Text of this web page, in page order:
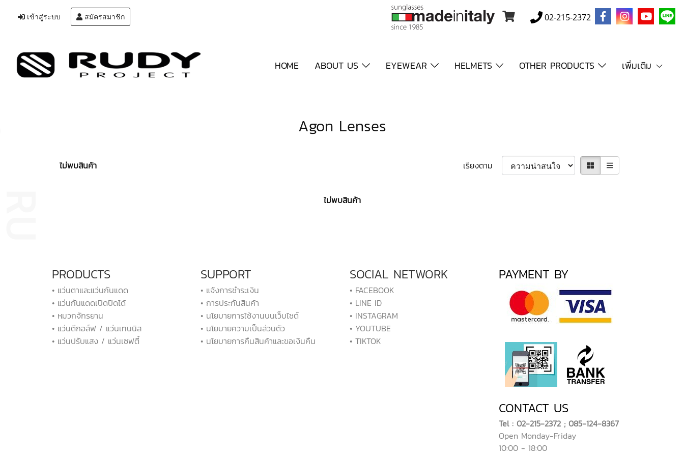
เข้าสู่ระบบ สมัครสมาชิก 02-215-2372
HOME ABOUT US EYEWEAR HELMETS OTHER PRODUCTS เพิ่มเติม
Agon Lenses
ไม่พบสินค้า เรียงตาม
ไม่พบสินค้า
PRODUCTS
• แว่นตาและแว่นกันแดด
• แว่นกันแดดเปิดปิดได้
• หมวกจักรยาน
• แว่นตีกอล์ฟ / แว่นเทนนิส
• แว่นปรับแสง / แว่นเซฟตี้
SUPPORT
• แจ้งการชำระเงิน
• การประกันสินค้า
• นโยบายการใช้งานบนเว็บไซต์
• นโยบายความเป็นส่วนตัว
• นโยบายการคืนสินค้าและขอเงินคืน
SOCIAL NETWORK
• FACEBOOK
• LINE ID
• INSTAGRAM
• YOUTUBE
• TIKTOK
PAYMENT BY
CONTACT US
Tel : 02-215-2372 ; 085-124-8367
Open Monday-Friday
10:00 - 18:00